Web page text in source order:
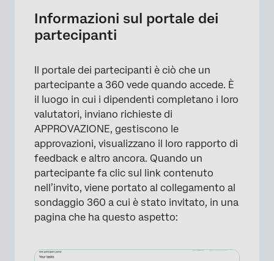
Accessibilità al portale dei partecipanti
Navigazione nel Portale del Partecipante
Attività del manager
FAQs
Informazioni sul portale dei
partecipanti
Il portale dei partecipanti è ciò che un
partecipante a 360 vede quando accede. È
il luogo in cui i dipendenti completano i loro
valutatori, inviano richieste di
APPROVAZIONE, gestiscono le
approvazioni, visualizzano il loro rapporto di
feedback e altro ancora. Quando un
partecipante fa clic sul link contenuto
nell’invito, viene portato al collegamento al
sondaggio 360 a cui è stato invitato, in una
pagina che ha questo aspetto: